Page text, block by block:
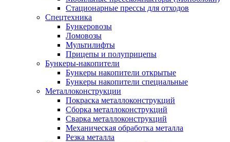
Стационарные прессы для отходов
Спецтехника
Бункеровозы
Ломовозы
Мультилифты
Прицепы и полуприцепы
Бункеры-накопители
Бункеры накопители открытые
Бункеры накопители специальные
Металлоконструкции
Покраска металлоконструкций
Сборка металлоконструкций
Сварка металлоконструкций
Механическая обработка металла
Резка металла